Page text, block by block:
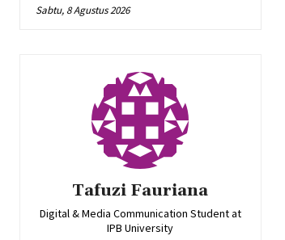
Sabtu, 8 Agustus 2026
Tafuzi Fauriana
Digital & Media Communication Student at
IPB University